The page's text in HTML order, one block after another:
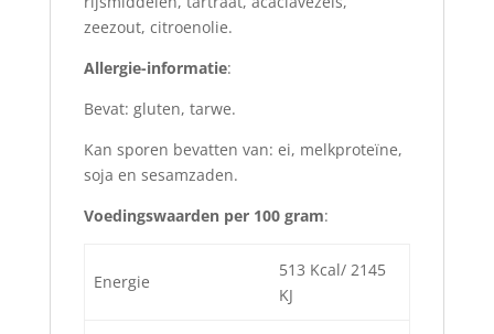
zeezout, citroenolie.
Allergie-informatie:
Bevat: gluten, tarwe.
Kan sporen bevatten van: ei, melkproteïne,
soja en sesamzaden.
Voedingswaarden per 100 gram:
Energie
513 Kcal/ 2145
KJ